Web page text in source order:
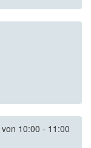
10:00 - 11:00